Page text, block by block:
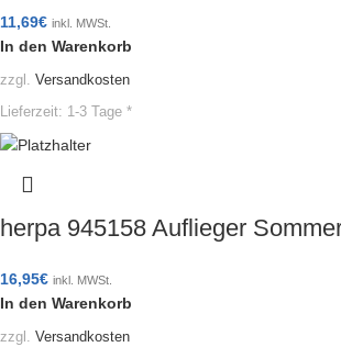
11,69€ inkl. MWSt.
In den Warenkorb
zzgl. Versandkosten
Lieferzeit: 1-3 Tage *
herpa 945158 Auflieger
16,95€ inkl. MWSt.
In den Warenkorb
zzgl. Versandkosten